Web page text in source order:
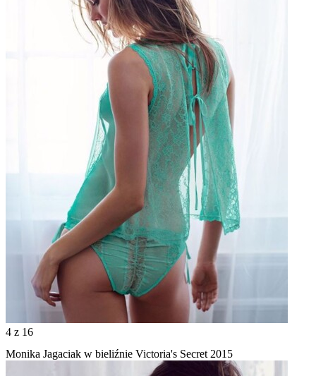
4 z 16
Monika Jagaciak w bieliźnie Victoria's Secret 2015